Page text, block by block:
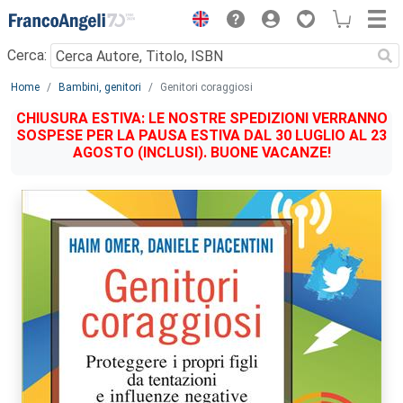
Menu
Cerca:
Main content
Home Bambini, genitori Genitori coraggiosi
CHIUSURA ESTIVA: LE NOSTRE SPEDIZIONI VERRANNO
SOSPESE PER LA PAUSA ESTIVA DAL 30 LUGLIO AL 23
AGOSTO (INCLUSI). BUONE VACANZE!